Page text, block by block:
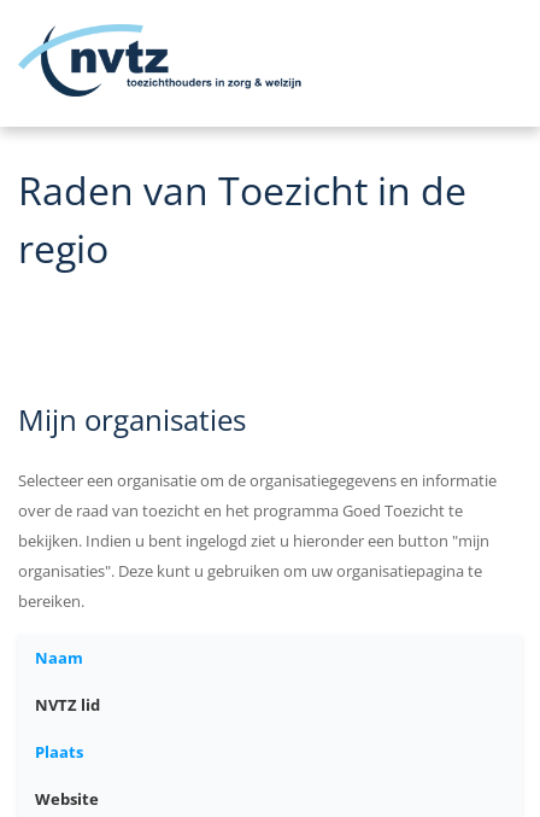
Raden van Toezicht in de
regio
Mijn organisaties
Selecteer een organisatie om de organisatiegegevens en informatie
over de raad van toezicht en het programma Goed Toezicht te
bekijken. Indien u bent ingelogd ziet u hieronder een button "mijn
organisaties". Deze kunt u gebruiken om uw organisatiepagina te
bereiken.
Naam
NVTZ lid
Plaats
Website